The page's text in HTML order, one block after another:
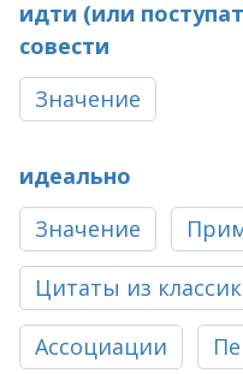
идти (или
совести
Значение
идеально
Значение
Цитаты из
Ассоциации